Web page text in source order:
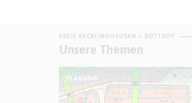
KREIS RECKLINGHAUSEN + BOTTROP
Unsere Themen
PLANUNG